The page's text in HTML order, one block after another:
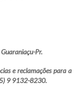
Pr.
e reclamações para a
9 9132-8230.